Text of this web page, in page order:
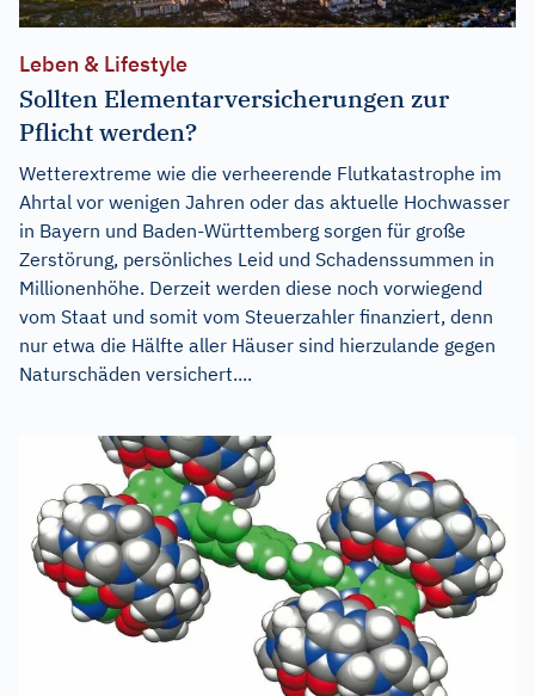
Leben & Lifestyle
Sollten Elementarversicherungen zur
Pflicht werden?
Wetterextreme wie die verheerende Flutkatastrophe im
Ahrtal vor wenigen Jahren oder das aktuelle Hochwasser
in Bayern und Baden-Württemberg sorgen für große
Zerstörung, persönliches Leid und Schadenssummen in
Millionenhöhe. Derzeit werden diese noch vorwiegend
vom Staat und somit vom Steuerzahler finanziert, denn
nur etwa die Hälfte aller Häuser sind hierzulande gegen
Naturschäden versichert....